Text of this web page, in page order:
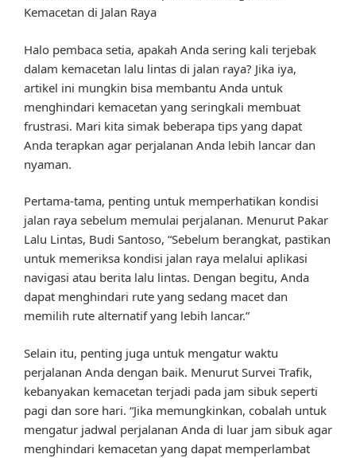
Kemacetan di Jalan Raya
Halo pembaca setia, apakah Anda sering kali terjebak
dalam kemacetan lalu lintas di jalan raya? Jika iya,
artikel ini mungkin bisa membantu Anda untuk
menghindari kemacetan yang seringkali membuat
frustrasi. Mari kita simak beberapa tips yang dapat
Anda terapkan agar perjalanan Anda lebih lancar dan
nyaman.
Pertama-tama, penting untuk memperhatikan kondisi
jalan raya sebelum memulai perjalanan. Menurut Pakar
Lalu Lintas, Budi Santoso, “Sebelum berangkat, pastikan
untuk memeriksa kondisi jalan raya melalui aplikasi
navigasi atau berita lalu lintas. Dengan begitu, Anda
dapat menghindari rute yang sedang macet dan
memilih rute alternatif yang lebih lancar.”
Selain itu, penting juga untuk mengatur waktu
perjalanan Anda dengan baik. Menurut Survei Trafik,
kebanyakan kemacetan terjadi pada jam sibuk seperti
pagi dan sore hari. “Jika memungkinkan, cobalah untuk
mengatur jadwal perjalanan Anda di luar jam sibuk agar
menghindari kemacetan yang dapat memperlambat